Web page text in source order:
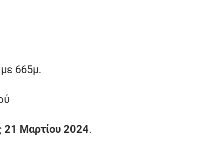
με 665μ.
21 Μαρτίου 2024.